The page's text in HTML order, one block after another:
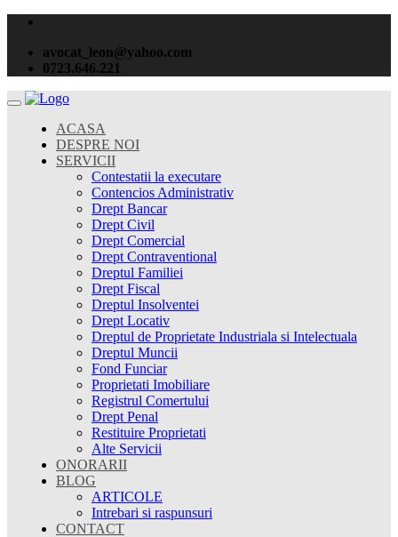
avocat_leon@yahoo.com
0723.646.221
ACASA
DESPRE NOI
SERVICII
Contestatii la executare
Contencios Administrativ
Drept Bancar
Drept Civil
Drept Comercial
Drept Contraventional
Dreptul Familiei
Drept Fiscal
Dreptul Insolventei
Drept Locativ
Dreptul de Proprietate Industriala si Intelectuala
Dreptul Muncii
Fond Funciar
Proprietati Imobiliare
Registrul Comertului
Drept Penal
Restituire Proprietati
Alte Servicii
ONORARII
BLOG
ARTICOLE
Intrebari si raspunsuri
CONTACT